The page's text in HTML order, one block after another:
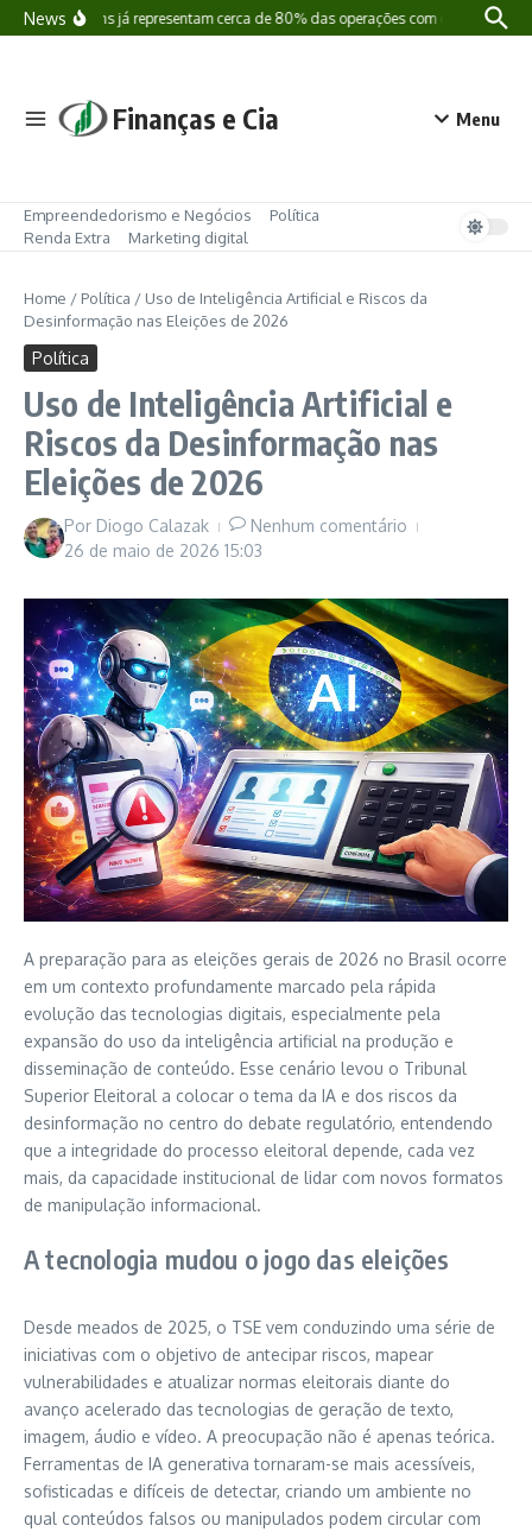
Ir para o conteúdo
News
Stablecoins já representam cerca de 80% das operações com criptomoedas
Finanças e Cia Menu
Empreendedorismo e Negócios
Política
Renda Extra
Marketing digital
Home / Política / Uso de Inteligência Artificial e Riscos da
Desinformação nas Eleições de 2026
Política
Uso de Inteligência Artificial e
Riscos da Desinformação nas
Eleições de 2026
Por Diogo Calazak
Nenhum comentário
26 de maio de 2026 15:03
A preparação para as eleições gerais de 2026 no Brasil ocorre
em um contexto profundamente marcado pela rápida
evolução das tecnologias digitais, especialmente pela
expansão do uso da inteligência artificial na produção e
disseminação de conteúdo. Esse cenário levou o Tribunal
Superior Eleitoral a colocar o tema da IA e dos riscos da
desinformação no centro do debate regulatório, entendendo
que a integridade do processo eleitoral depende, cada vez
mais, da capacidade institucional de lidar com novos formatos
de manipulação informacional.
A tecnologia mudou o jogo das eleições
Desde meados de 2025, o TSE vem conduzindo uma série de
iniciativas com o objetivo de antecipar riscos, mapear
vulnerabilidades e atualizar normas eleitorais diante do
avanço acelerado das tecnologias de geração de texto,
imagem, áudio e vídeo. A preocupação não é apenas teórica.
Ferramentas de IA generativa tornaram-se mais acessíveis,
sofisticadas e difíceis de detectar, criando um ambiente no
qual conteúdos falsos ou manipulados podem circular com